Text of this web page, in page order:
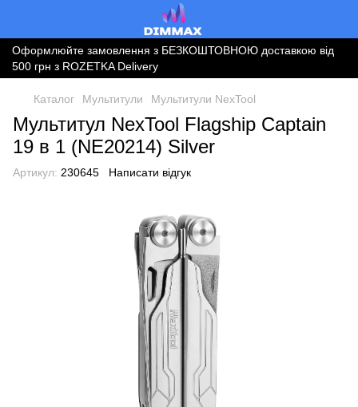
Оформлюйте замовлення з БЕЗКОШТОВНОЮ доставкою від
500 грн з ROZETKA Delivery
Каталог Мультитули Мультитули NexTool
Мультитул NexTool Flagship Captain
19 в 1 (NE20214) Silver
Артикул: 230645 Написати відгук